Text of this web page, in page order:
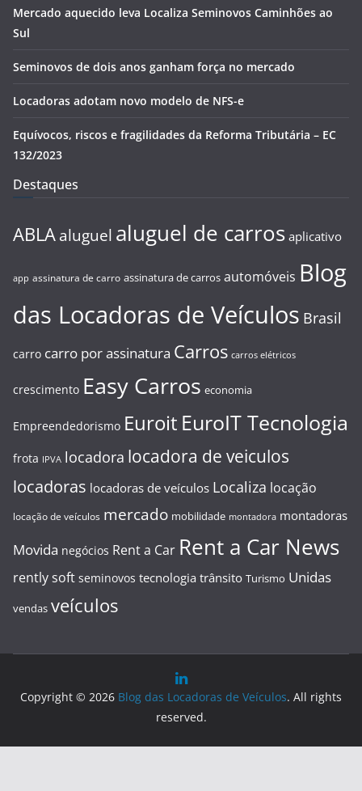
Mercado aquecido leva Localiza Seminovos Caminhões ao
Sul
Seminovos de dois anos ganham força no mercado
Locadoras adotam novo modelo de NFS-e
Equívocos, riscos e fragilidades da Reforma Tributária – EC
132/2023
Destaques
ABLA aluguel aluguel de carros aplicativo
app assinatura de carro assinatura de carros automóveis Blog
das Locadoras de Veículos Brasil
carro carro por assinatura Carros carros elétricos
crescimento Easy Carros economia
Empreendedorismo Euroit EuroIT Tecnologia
frota IPVA locadora locadora de veiculos
locadoras locadoras de veículos Localiza locação
locação de veículos mercado mobilidade montadora montadoras
Movida negócios Rent a Car Rent a Car News
rently soft seminovos tecnologia trânsito Turismo Unidas
vendas veículos
Copyright © 2026 Blog das Locadoras de Veículos. All rights
reserved.